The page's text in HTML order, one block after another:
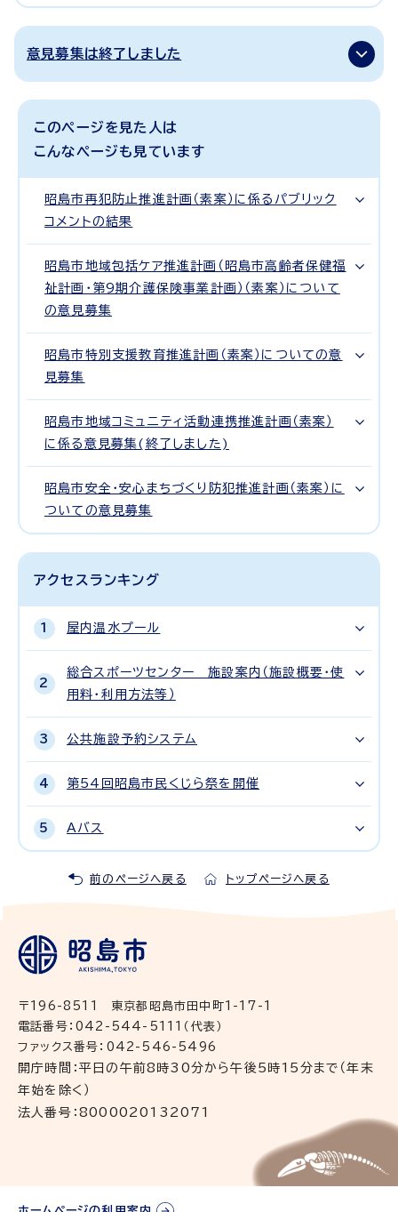
意見募集は終了しました
このページを見た人は
こんなページも見ています
昭島市再犯防止推進計画（素案）に係るパブリック
コメントの結果
昭島市地域包括ケア推進計画（昭島市高齢者保健福
祉計画・第9期介護保険事業計画）（素案）について
の意見募集
昭島市特別支援教育推進計画（素案）についての意
見募集
昭島市地域コミュニティ活動連携推進計画（素案）
に係る意見募集(終了しました)
昭島市安全・安心まちづくり防犯推進計画（素案）に
ついての意見募集
アクセスランキング
屋内温水プール
総合スポーツセンター 施設案内（施設概要・使
用料・利用方法等）
公共施設予約システム
第54回昭島市民くじら祭を開催
Aバス
前のページへ戻る トップページへ戻る
〒196-8511 東京都昭島市田中町1-17-1
電話番号：042-544-5111（代表）
ファックス番号：042-546-5496
開庁時間：平日の午前8時30分から午後5時15分まで（年末
年始を除く）
法人番号：8000020132071